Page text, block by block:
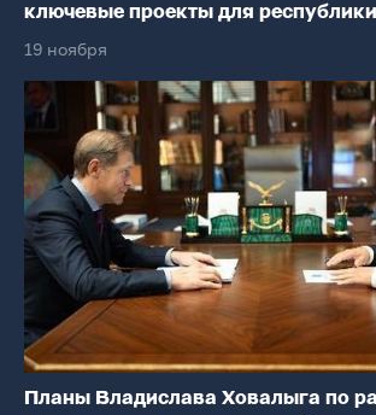
ключевые проекты для республики
19 ноября
Планы Владислава Ховалыга по